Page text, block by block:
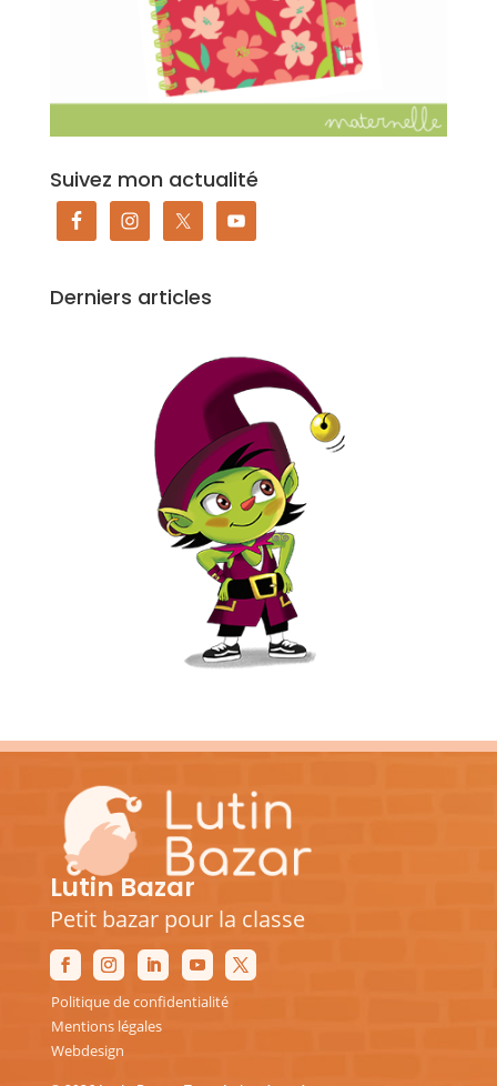
Suivez mon actualité
Derniers articles
Lutin Bazar
Petit bazar pour la classe
Politique de confidentialité
Mentions légales
Webdesign